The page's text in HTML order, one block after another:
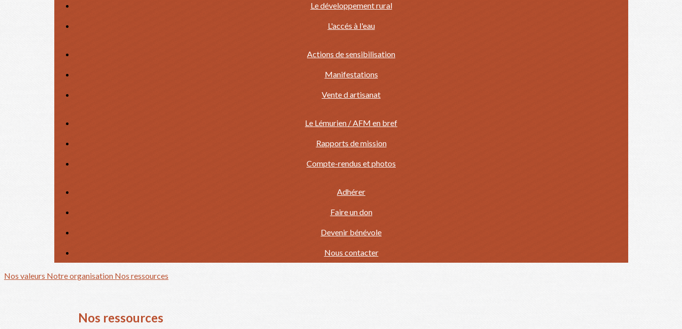
Le développement rural
L'accés à l'eau
Actions de sensibilisation
Manifestations
Vente d artisanat
Le Lémurien / AFM en bref
Rapports de mission
Compte-rendus et photos
Adhérer
Faire un don
Devenir bénévole
Nous contacter
Nos valeurs Notre organisation Nos ressources
Nos ressources